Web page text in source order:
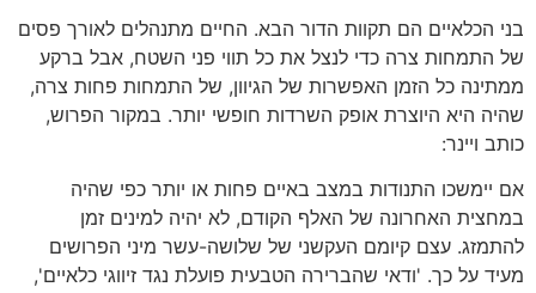
בני הכלאיים הם תקוות הדור הבא. החיים מתנהלים לאורך פסים
של התמחות צרה כדי לנצל את כל תווי פני השטח, אבל ברקע
ממתינה כל הזמן האפשרות של הגיוון, של התמחות פחות צרה,
שהיה היא היוצרת אופק השרדות חופשי יותר. במקור הפרוש,
כותב ויינר:
אם יימשכו התנודות במצב באיים פחות או יותר כפי שהיה
במחצית האחרונה של האלף הקודם, לא יהיה למינים זמן
להתמזג. עצם קיומם העקשני של שלושה-עשר מיני הפרושים
מעיד על כך. 'ודאי שהברירה הטבעית פועלת נגד זיווגי כלאיים',